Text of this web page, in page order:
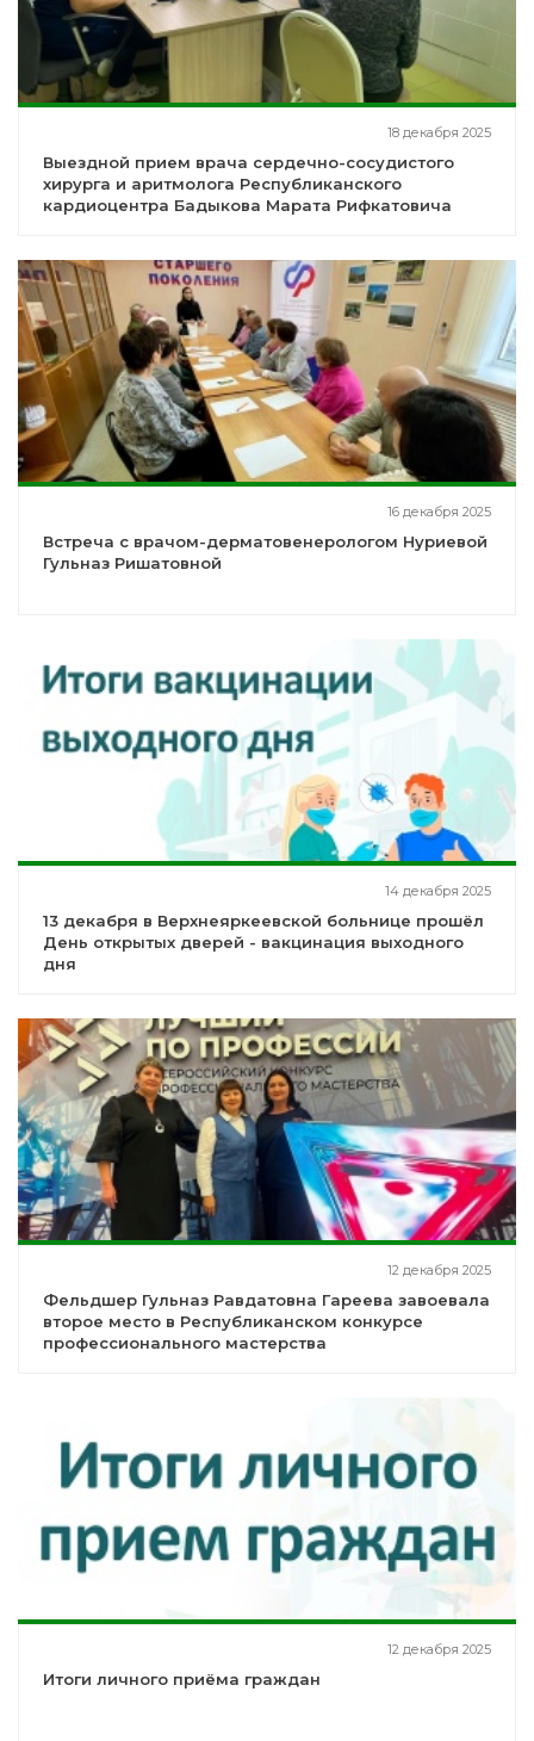
18 декабря 2025
Выездной прием врача сердечно-сосудистого
хирурга и аритмолога Республиканского
кардиоцентра Бадыкова Марата Рифкатовича
16 декабря 2025
Встреча с врачом-дерматовенерологом Нуриевой
Гульназ Ришатовной
14 декабря 2025
13 декабря в Верхнеяркеевской больнице прошёл
День открытых дверей - вакцинация выходного
дня
12 декабря 2025
Фельдшер Гульназ Равдатовна Гареева завоевала
второе место в Республиканском конкурсе
профессионального мастерства
12 декабря 2025
Итоги личного приёма граждан